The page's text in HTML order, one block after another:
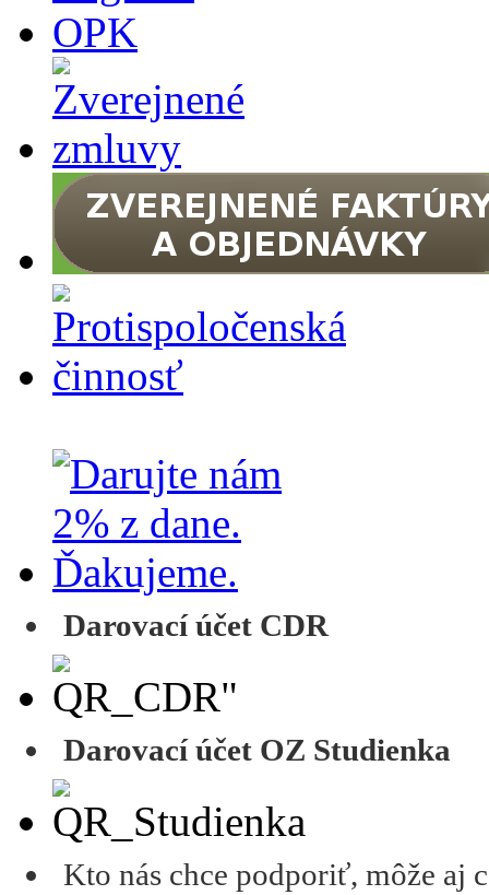
Darovací účet CDR
Darovací účet OZ Studienka
Kto nás chce podporiť, môže aj